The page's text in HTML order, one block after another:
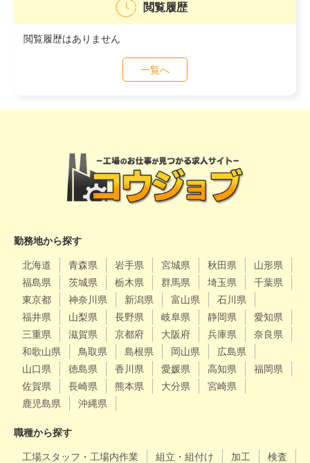
閲覧履歴
閲覧履歴はありません
一覧へ
勤務地から探す
北海道 青森県 岩手県 宮城県 秋田県
山形県
福島県
茨城県 栃木県 群馬県 埼玉県
千葉県
東京都
神奈川県 新潟県 富山県
石川県
福井県
山梨県 長野県 岐阜県 静岡県
愛知県
三重県
滋賀県 京都府 大阪府 兵庫県
奈良県
和歌山県
鳥取県 島根県 岡山県
広島県
山口県
徳島県 香川県 愛媛県 高知県
福岡県
佐賀県
長崎県 熊本県 大分県
宮崎県
鹿児島県
沖縄県
職種から探す
工場スタッフ・工場内作業 組立・組付け 加工
検査